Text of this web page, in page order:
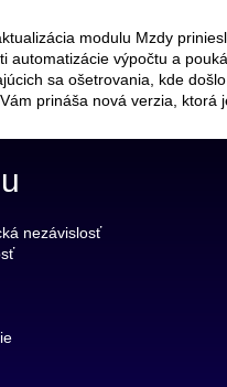
modulu Mzdy
automatizácie výpočtu a
sa ošetrovania, kde
prináša nová verzia, ktorá
nezávislosť